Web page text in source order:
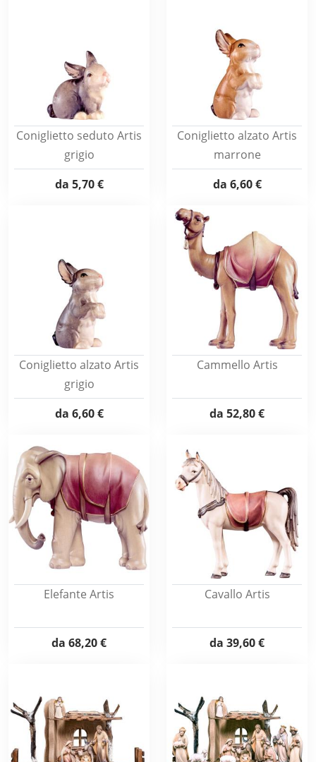
Coniglietto seduto Artis
grigio
da 5,70 €
Coniglietto alzato Artis
marrone
da 6,60 €
Coniglietto alzato Artis
grigio
da 6,60 €
Cammello Artis
da 52,80 €
Elefante Artis
da 68,20 €
Cavallo Artis
da 39,60 €